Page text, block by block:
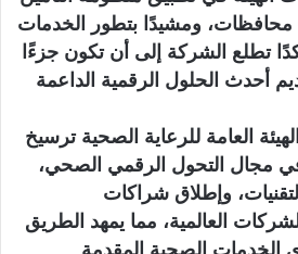
الصحي الشامل في 6 محافظات، ومشيدًا بتطور الخدمات
تطلع الشركة إلى أن تكون جزءًا
أحدث الحلول الرقمية الداعمة
العامة للرعاية الصحية ترسيخ
في مجال التحول الرقمي الصحي،
وإطلاق شراكات
العالمية، مما يمهد الطريق
الخدمات الصحية المقدمة